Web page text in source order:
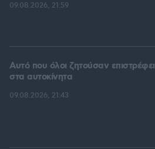
09.08.2026, 21:59
Αυτό που όλοι ζητούσαν επιστρέφει
στα αυτοκίνητα
09.08.2026, 21:43